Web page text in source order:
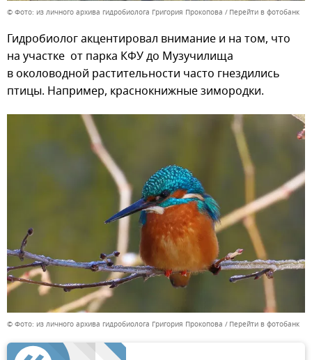
© Фото: из личного архива гидробиолога Григория Прокопова Перейти в фотобанк
Гидробиолог акцентировал внимание и на том, что
на участке от парка КФУ до Музучилища
в околоводной растительности часто гнездились
птицы. Например, краснокнижные зимородки.
© Фото: из личного архива гидробиолога Григория Прокопова Перейти в фотобанк